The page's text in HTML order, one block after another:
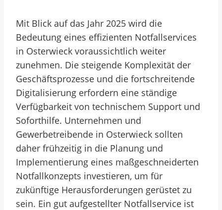
Mit Blick auf das Jahr 2025 wird die
Bedeutung eines effizienten Notfallservices
in Osterwieck voraussichtlich weiter
zunehmen. Die steigende Komplexität der
Geschäftsprozesse und die fortschreitende
Digitalisierung erfordern eine ständige
Verfügbarkeit von technischem Support und
Soforthilfe. Unternehmen und
Gewerbetreibende in Osterwieck sollten
daher frühzeitig in die Planung und
Implementierung eines maßgeschneiderten
Notfallkonzepts investieren, um für
zukünftige Herausforderungen gerüstet zu
sein. Ein gut aufgestellter Notfallservice ist